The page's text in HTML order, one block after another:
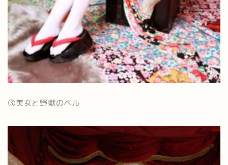
③美女と野獣のベル